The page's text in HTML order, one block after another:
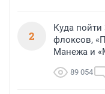
2
Куда пойти
флоксов,
Манежа и
89 054